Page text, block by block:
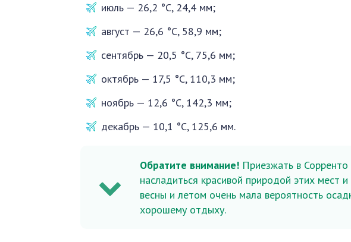
июль — 26,2 °C, 24,4 мм;
август — 26,6 °C, 58,9 мм;
сентябрь — 20,5 °C, 75,6 мм;
октябрь — 17,5 °C, 110,3 мм;
ноябрь — 12,6 °C, 142,3 мм;
декабрь — 10,1 °C, 125,6 мм.
Обратите внимание! Приезжать в
насладиться красивой природой этих мест
весны и летом очень мала вероятность
хорошему отдыху.